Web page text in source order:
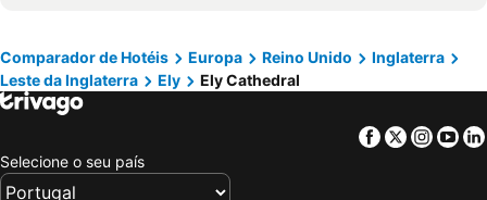
Kings Cross
Metrô de Londres
Paddington Station
Piccadilly Circus
Kensington
Victoria
Comparador de Hotéis Europa Reino Unido
Inglaterra
Leste da Inglaterra
Ely Ely Cathedral
Facebook
Twitter
Selecione o seu país